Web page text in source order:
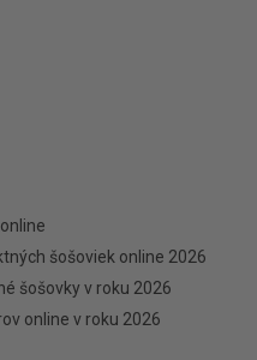
šošoviek online 2026
šošovky v roku 2026
online v roku 2026